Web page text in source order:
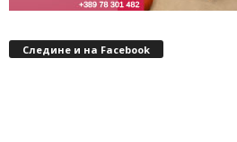
Следине и на Facebook